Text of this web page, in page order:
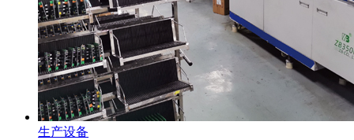
生产设备